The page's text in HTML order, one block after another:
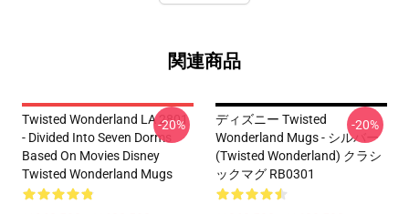
関連商品
Twisted Wonderland LA 2801
- Divided Into Seven Dorms
Based On Movies Disney
Twisted Wonderland Mugs
-20%
ディズニー Twisted
Wonderland Mugs - シルバー
(Twisted Wonderland) クラシ
ックマグ RB0301
-20%